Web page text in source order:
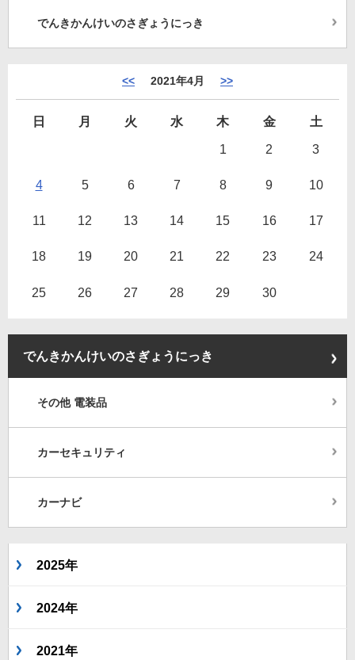
でんきかんけいのさぎょうにっき
<< 2021年4月 >>
日 月 火 水 木 金
土
1
2 3
4 5 6 7 8 9 10
11 12 13 14 15 16 17
18 19 20 21 22 23 24
25 26 27 28 29 30
でんきかんけいのさぎょうにっき
その他 電装品
カーセキュリティ
カーナビ
2025年
2024年
2021年